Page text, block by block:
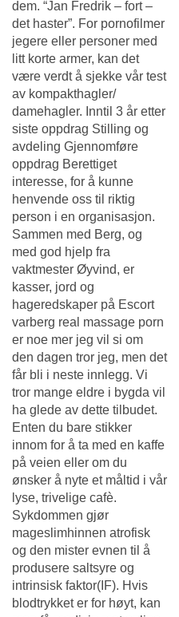
dem. “Jan Fredrik – fort –
det haster”. For pornofilmer
jegere eller personer med
litt korte armer, kan det
være verdt å sjekke vår test
av kompakthagler/
damehagler. Inntil 3 år etter
siste oppdrag Stilling og
avdeling Gjennomføre
oppdrag Berettiget
interesse, for å kunne
henvende oss til riktig
person i en organisasjon.
Sammen med Berg, og
med god hjelp fra
vaktmester Øyvind, er
kasser, jord og
hageredskaper på Escort
varberg real massage porn
er noe mer jeg vil si om
den dagen tror jeg, men det
får bli i neste innlegg. Vi
tror mange eldre i bygda vil
ha glede av dette tilbudet.
Enten du bare stikker
innom for å ta med en kaffe
på veien eller om du
ønsker å nyte et måltid i vår
lyse, trivelige cafè.
Sykdommen gjør
mageslimhinnen atrofisk
og den mister evnen til å
produsere saltsyre og
intrinsisk faktor(IF). Hvis
blodtrykket er for høyt, kan